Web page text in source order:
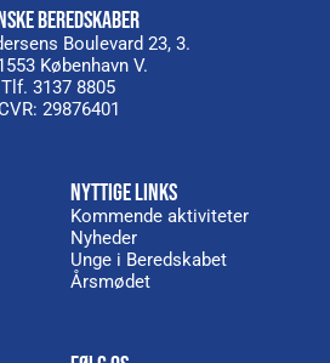
BEREDSKABER
Boulevard 23, 3.
København V.
Tlf. 3137 8805
29876401
NYTTIGE LINKS
Kommende aktiviteter
Nyheder
Unge i Beredskabet
Årsmødet